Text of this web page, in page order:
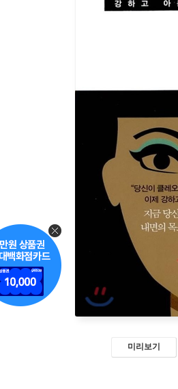
미리보기